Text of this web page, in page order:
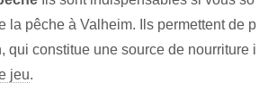
la pêche à Valheim. Ils permettent de p
qui constitue une source de nourriture i
jeu.